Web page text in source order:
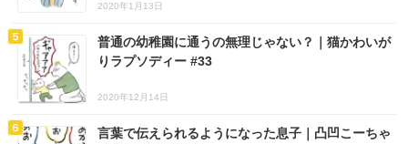
2020年1月13日
普通の幼稚園に通うの無理じゃない？｜猫かわいが
りラプソディー #33
2020年12月14日
言葉で伝えられるようになった息子｜凸凹こーちゃ